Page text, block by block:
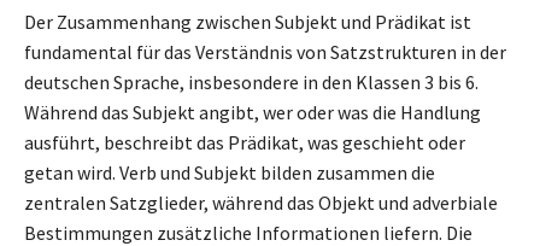
Der Zusammenhang zwischen Subjekt und Prädikat ist
fundamental für das Verständnis von Satzstrukturen in der
deutschen Sprache, insbesondere in den Klassen 3 bis 6.
Während das Subjekt angibt, wer oder was die Handlung
ausführt, beschreibt das Prädikat, was geschieht oder
getan wird. Verb und Subjekt bilden zusammen die
zentralen Satzglieder, während das Objekt und adverbiale
Bestimmungen zusätzliche Informationen liefern. Die